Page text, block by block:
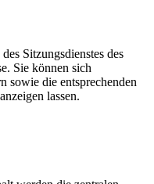
Sitzungsdienstes des
Sie können sich
sowie die entsprechenden
lassen.